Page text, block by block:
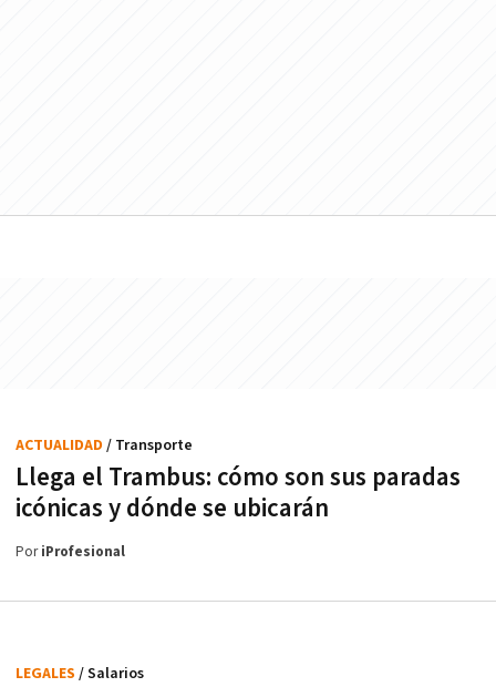
Llega el Trambus: cómo son sus paradas
icónicas y dónde se ubicarán
ACTUALIDAD / Transporte
PoriProfesional
LEGALES / Salarios